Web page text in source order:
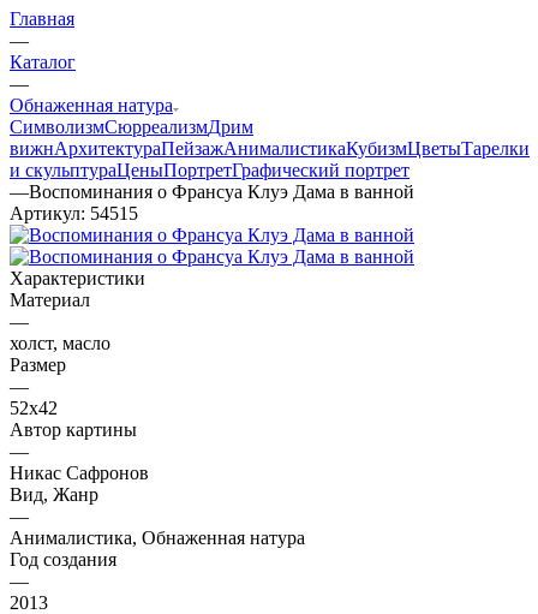
Главная
—
Каталог
—
Обнаженная натура
СимволизмСюрреализмДрим
вижнАрхитектураПейзажАнималистикаКубизмЦветыТарелки
и скульптураЦеныПортретГрафический портрет
—Воспоминания о Франсуа Клуэ Дама в ванной
Артикул: 54515
Характеристики
Материал
—
холст, масло
Размер
—
52х42
Автор картины
—
Никас Сафронов
Вид, Жанр
—
Анималистика, Обнаженная натура
Год создания
—
2013